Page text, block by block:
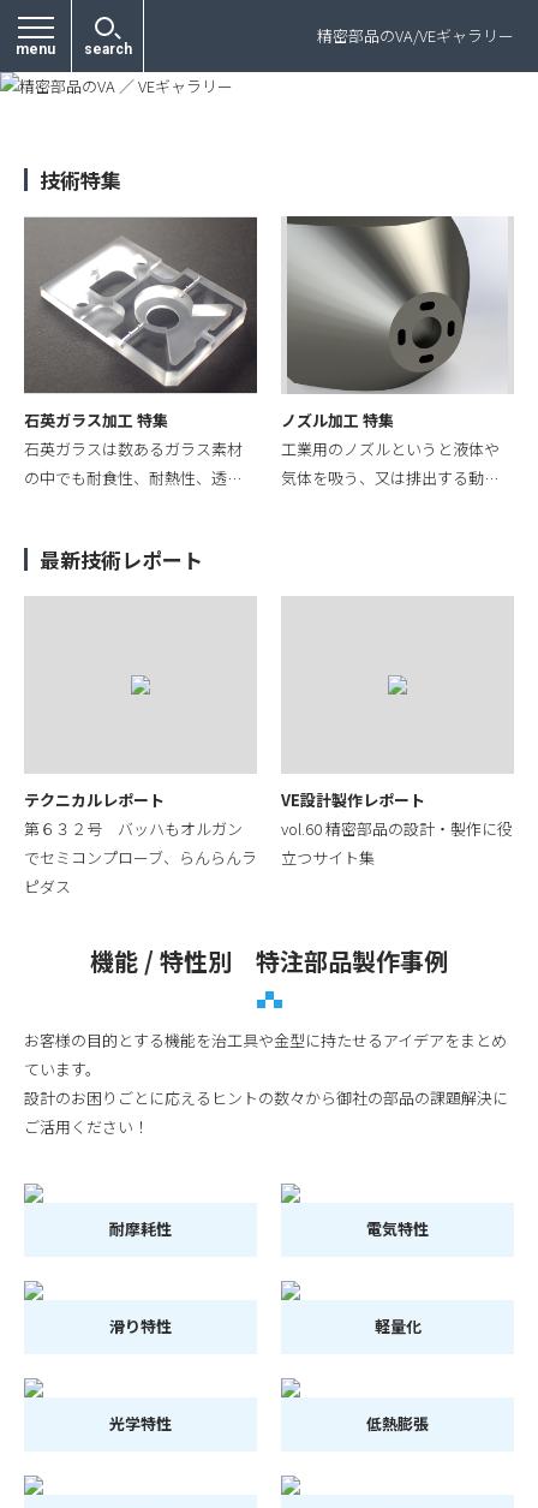
menu search
精密部品のVA/VEギャラリー
技術特集
石英ガラス加工 特集
石英ガラスは数あるガラス素材
の中でも耐食性、耐熱性、透…
ノズル加工 特集
工業用のノズルというと液体や
気体を吸う、又は排出する動…
最新技術レポート
テクニカルレポート
第６３２号 バッハもオルガン
でセミコンプローブ、らんらんラ
ピダス
VE設計製作レポート
vol.60 精密部品の設計・製作に役
立つサイト集
機能 / 特性別 特注部品製作事例
お客様の目的とする機能を治工具や金型に持たせるアイデアをまとめ
ています。
設計のお困りごとに応えるヒントの数々から御社の部品の課題解決に
ご活用ください！
耐摩耗性 電気特性
滑り特性 軽量化
光学特性 低熱膨張